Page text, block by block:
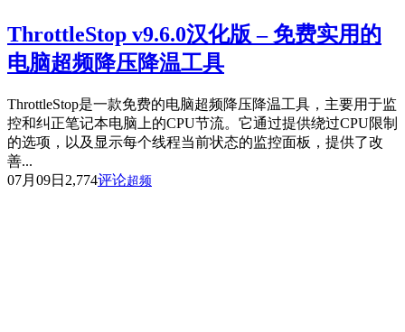
ThrottleStop v9.6.0汉化版 – 免费实用的
电脑超频降压降温工具
ThrottleStop是一款免费的电脑超频降压降温工具，主要用于监
控和纠正笔记本电脑上的CPU节流。它通过提供绕过CPU限制
的选项，以及显示每个线程当前状态的监控面板，提供了改
善...
07月09日 2,774评论超频